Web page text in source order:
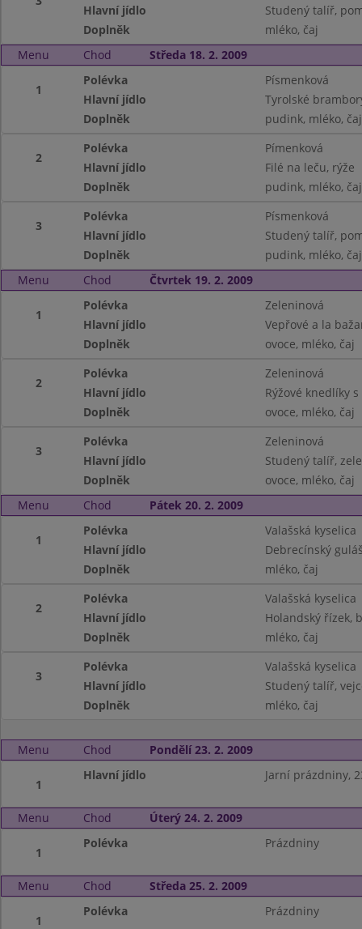
Hlavní jídlo
Studený talíř,
Doplněk
mléko, čaj
Menu
Chod Středa 18. 2. 2009
1
Polévka
Písmenková
Hlavní jídlo
Tyrolské
Doplněk
pudink, mléko, čaj
2
Polévka
Pímenková
Hlavní jídlo
Filé na leču, rýže
Doplněk
pudink, mléko, čaj
3
Polévka
Písmenková
Hlavní jídlo
Studený talíř,
Doplněk
pudink, mléko, čaj
Menu
Chod Čtvrtek 19. 2. 2009
1
Polévka
Zeleninová
Hlavní jídlo
Vepřové a la
Doplněk
ovoce, mléko, čaj
2
Polévka
Zeleninová
Hlavní jídlo
Rýžové knedlíky
Doplněk
ovoce, mléko, čaj
3
Polévka
Zeleninová
Hlavní jídlo
Studený talíř,
Doplněk
ovoce, mléko, čaj
Menu
Chod Pátek 20. 2. 2009
1
Polévka
Valašská kyselica
Hlavní jídlo
Debrecínský
Doplněk
mléko, čaj
2
Polévka
Valašská kyselica
Hlavní jídlo
Holandský řízek,
Doplněk
mléko, čaj
3
Polévka
Valašská kyselica
Hlavní jídlo
Studený talíř,
Doplněk
mléko, čaj
Menu Chod Pondělí 23. 2. 2009
1
Hlavní jídlo Jarní prázdniny,
Menu Chod Úterý 24. 2. 2009
1
Polévka Prázdniny
Menu Chod Středa 25. 2. 2009
1
Polévka Prázdniny